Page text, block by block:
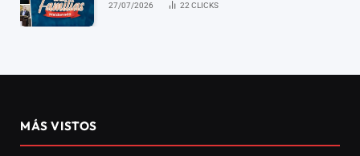
27/07/2026 22CLICKS
MÁS VISTOS